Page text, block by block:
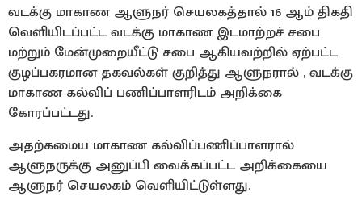
வடக்கு மாகாண ஆளுநர் செயலகத்தால் 16 ஆம் திகதி
வெளியிடப்பட்ட வடக்கு மாகாண இடமாற்றச் சபை
மற்றும் மேன்முறையீட்டு சபை ஆகியவற்றில் ஏற்பட்ட
குழப்பகரமான தகவல்கள் குறித்து ஆளுநரால் , வடக்கு
மாகாண கல்விப் பணிப்பாளரிடம் அறிக்கை
கோரப்பட்டது.
அதற்கமைய மாகாண கல்விப்பணிப்பாளரால்
ஆளுநருக்கு அனுப்பி வைக்கப்பட்ட அறிக்கையை
ஆளுநர் செயலகம் வெளியிட்டுள்ளது.